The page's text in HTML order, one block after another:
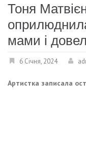
Тоня
мами і
6 Січня, 2024
Артистка записала